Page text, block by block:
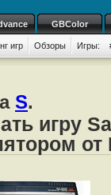
GBColor
игр Обзоры Игры:
S.
игру
от